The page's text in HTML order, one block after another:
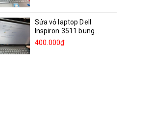
Sửa vỏ laptop Dell
Inspiron 3511 bung
bản...
400.000₫